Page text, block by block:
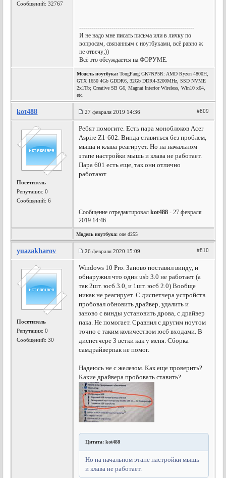
Сообщений: 32767
---------------------------------------------------------
И не надо мне писать письма или в личку по
вопросам, связанным с ноутбуками, всё равно ж
не отвечу;))
Всё это обсуждается на ФОРУМЕ.
Модель ноутбука: TongFang GK7NP5R: AMD Ryzen 4800H,
GTX 1650 4Gb GDDR6, 32Gb DDR4-3200MHz, SSD NVME
2x1Tb; Creative SB G6, Magnat Interior Wireless, Win10 x64,
etc.
kot488 27 февраля 2019 14:36 #809
Посетитель
Репутация:0
Сообщений: 6
Ребят помогите. Есть пара моноблоков Acer
Aspire Z1-602. Винда ставиться без проблем,
мыша и клава реагирует. Но на начальном
этапе настройки мышь и клава не работает.
Пара 601 есть еще, так они отлично
работают
Сообщение отредактировалkot488 - 27 февраля
2019 14:46
Модель ноутбука: one d255
yuazakharov 26 февраля 2020 15:09 #810
Посетитель
Репутация:0
Сообщений: 30
Windows 10 Pro. Заново поставил винду, и
обнаружил что один usb 3.0 не работает (а
так 2шт. юсб 3.0, и 1шт. юсб 2.0) Вообще
никак не реагирует. С диспетчера устройств
пробовал обновить драйвер, удалить и
заново с винды установить дрова, с драйвер
пака. Не помогает. Сравнил с другим ноутом
точно с таким количеством юсб входами. В
диспетчере 3 ветки как у меня. Сборка
самдрайверпак не помог.
Надеюсь не с железом. Как еще проверить?
Какие драйвера пробовать ставить?
Цитата: kot488
Но на начальном этапе настройки мышь
и клава не работает.